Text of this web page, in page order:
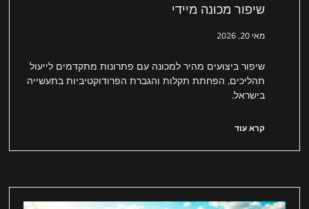
שיפור מכונה מיידי
מאי 20, 2026
שיפור ביצועים מהיר למכונה עם פתרונות מתקדמים לייעול
תהליכים, הפחתת תקלות והגברת הפרודוקטיביות בתעשייה
בישראל.
קרא עוד